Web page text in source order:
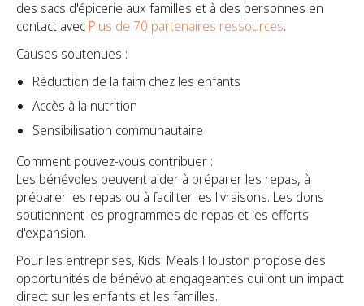
des sacs d'épicerie aux familles et à des personnes en
contact avec Plus de 70 partenaires ressources.
Causes soutenues :
Réduction de la faim chez les enfants
Accès à la nutrition
Sensibilisation communautaire
Comment pouvez-vous contribuer :
Les bénévoles peuvent aider à préparer les repas, à
préparer les repas ou à faciliter les livraisons. Les dons
soutiennent les programmes de repas et les efforts
d'expansion.
Pour les entreprises, Kids' Meals Houston propose des
opportunités de bénévolat engageantes qui ont un impact
direct sur les enfants et les familles.